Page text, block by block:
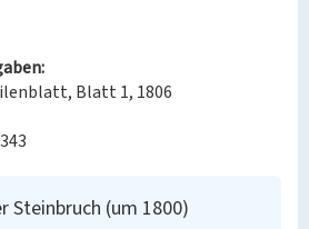
Blatt 1, 1806
Steinbruch (um 1800)